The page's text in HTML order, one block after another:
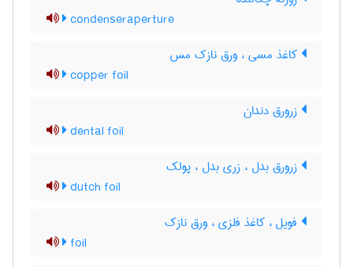
condenseraperture
کاغذ مسی ، ورق نازک مس
copper foil
زرورق دندان
dental foil
زرورق بدل ، زری بدل ، پولک
dutch foil
فویل ، کاغذ فلزی ، ورق نازک
foil